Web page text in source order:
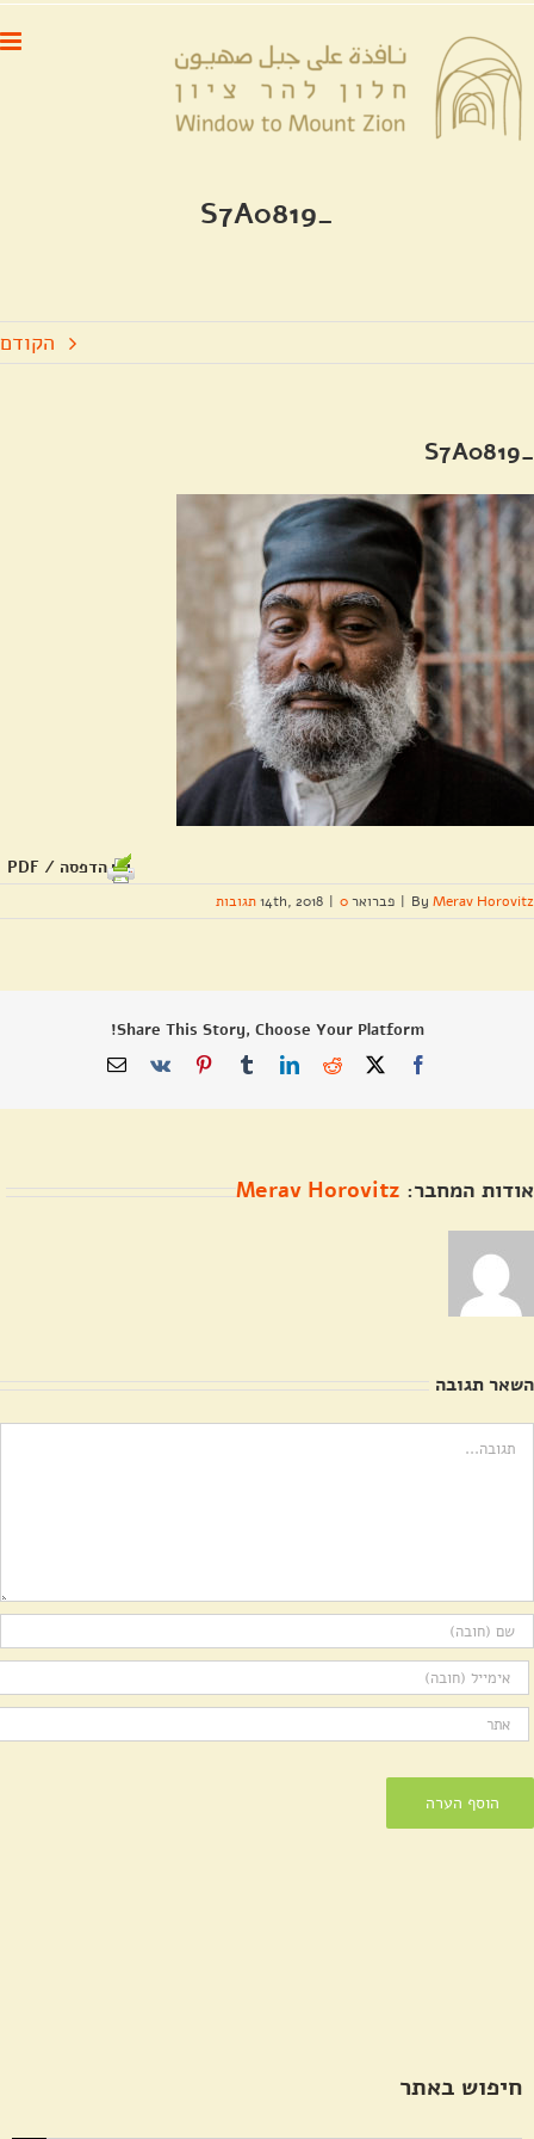
דלג
לתוכן
_S7A0819
הקודם
_S7A0819
הדפסה / PDF
By Merav Horovitz
| פברואר 14th, 2018 | 0 תגובות
Share This Story, Choose Your Platform!
Facebook
X
Reddit
LinkedIn
Tumblr
Pinterest
Vk
כתובת
אודות המחבר: Merav Horovitz
השאר תגובה
חיפוש באתר